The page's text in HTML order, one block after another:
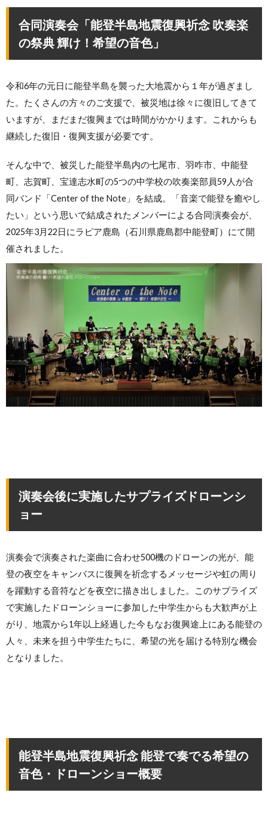
合同演奏会「能登半島地震復興祈念 吹奏楽
の祭典 輝け！希望の音色」
令和6年の元日に能登半島を襲った大地震から１年が過ぎまし
た。たくさんの方々のご支援で、被災地は徐々に復旧してきて
いますが、まだまだ復興までは時間がかかります。これからも
継続した復旧・復興支援が必要です。
そんな中で、被災した能登半島内の七尾市、羽咋市、中能登
町、志賀町、宝達志水町の5つの中学校の吹奏楽部員59人が合
同バンド「Center of the Note」を結成。「音楽で能登を癒やし
たい」という思いで結成されたメンバーによる合同演奏会が、
2025年3月22日にラピア鹿島（石川県鹿島郡中能登町）にて開
催されました。
演奏会後に実施したサプライズドローンシ
ョー
演奏会で演奏された楽曲に合わせ500機のドローンの光が、能
登の夜空をキャンバスに復興を祈念するメッセージや虹の周り
を躍動する音符などを夜空に描き出しました。このサプライズ
で実施したドローンショーに参加した中学生からも大歓声が上
がり、地震から1年以上経過した今もなお復興途上にある能登の
人々、未来を担う中学生たちに、希望の光を届ける特別な機会
となりました。
能登半島地震復興祈念 能登で奏でる希望の
音色・ドローンショー概要